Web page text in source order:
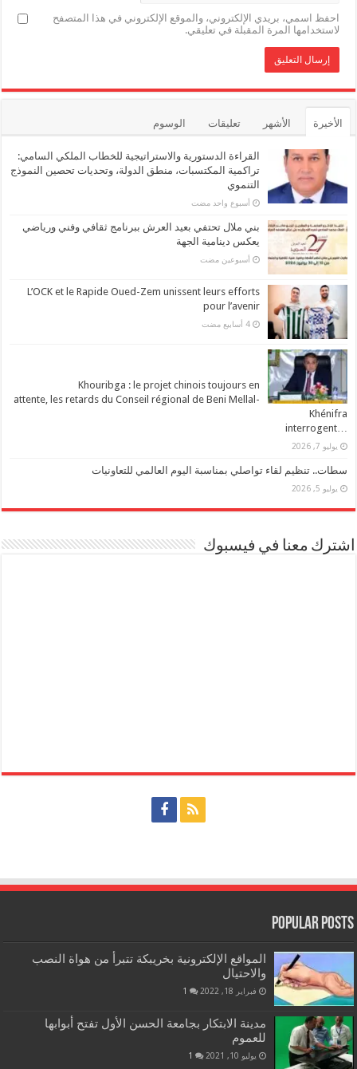
احفظ اسمي، بريدي الإلكتروني، والموقع الإلكتروني في هذا المتصفح
لاستخدامها المرة المقبلة في تعليقي.
الأخيرة الأشهر تعليقات الوسوم
القراءة الدستورية والاستراتيجية للخطاب الملكي السامي:
تراكمية المكتسبات، منطق الدولة، وتحديات تحصين النموذج
التنموي
‏أسبوع واحد مضت
بني ملال تحتفي بعيد العرش ببرنامج ثقافي وفني ورياضي
يعكس دينامية الجهة
‏أسبوعين مضت
L’OCK et le Rapide Oued-Zem unissent leurs efforts
pour l’avenir
‏4 أسابيع مضت
Khouribga : le projet chinois toujours en
attente, les retards du Conseil régional de Beni Mellal-
Khénifra
…interrogent
يوليو 7, 2026
سطات.. تنظيم لقاء تواصلي بمناسبة اليوم العالمي للتعاونيات
يوليو 5, 2026
اشترك معنا في فيسبوك
Popular Posts
المواقع الإلكترونية بخريبكة تتبرأ من هواة النصب
والاحتيال
فبراير 18, 2022 1
مدينة الابتكار بجامعة الحسن الأول تفتح أبوابها
للعموم
يوليو 10, 2021 1